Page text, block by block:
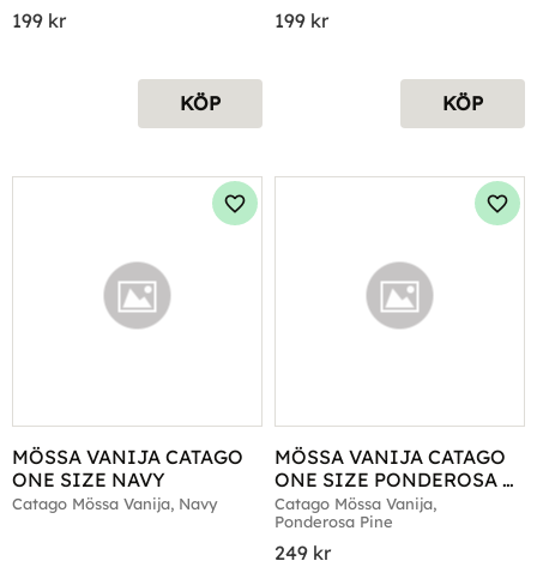
199 kr
KÖP
199 kr
KÖP
MÖSSA VANIJA CATAGO
ONE SIZE NAVY
Catago Mössa Vanija, Navy
Lägg till i favoriter
MÖSSA VANIJA CATAGO
ONE SIZE PONDEROSA
PINE
Catago Mössa Vanija,
Ponderosa Pine
249 kr